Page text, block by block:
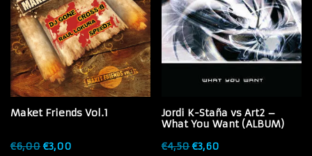
Maket Friends Vol.1
€6,00 €3,00
Jordi K-Staña vs Art2 –
What You Want (ALBUM)
€4,50 €3,60